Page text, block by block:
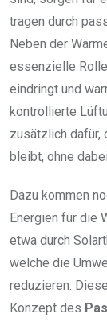
tragen durch
Neben der
essenzielle
eindringt und
kontrollierte
zusätzlich dafür,
bleibt, ohne
Dazu kommen
Energien für die
etwa durch
welche die
reduzieren.
Konzept des